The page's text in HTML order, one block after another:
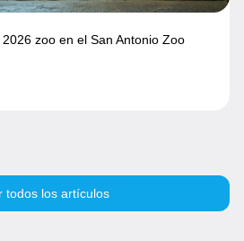
zoo en el San Antonio Zoo
todos los artículos